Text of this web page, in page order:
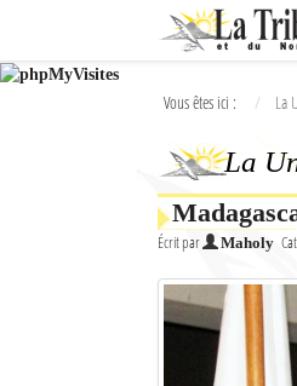
Ok
L'actualité à Diego Suarez
Vous êtes ici : La
La
Écrit par Maholy